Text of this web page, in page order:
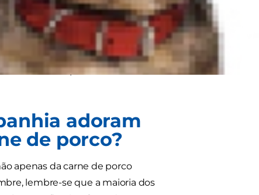
de carne de porco curada,
gato. Vamos explorar os
alimentos para dar ao seu
adoram
de porco?
apenas da carne de porco
lembre-se que a maioria dos